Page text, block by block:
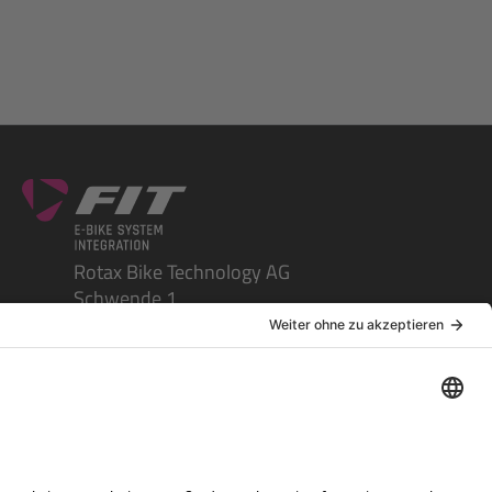
Rotax Bike Technology AG
Schwende 1